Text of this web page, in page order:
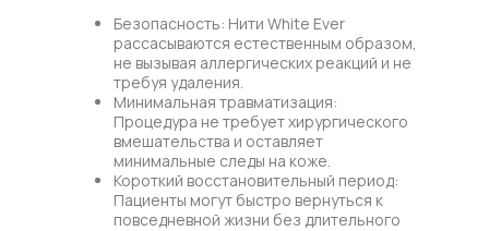
Безопасность: Нити White Ever
рассасываются естественным образом,
не вызывая аллергических реакций и не
требуя удаления.
Минимальная травматизация:
Процедура не требует хирургического
вмешательства и оставляет
минимальные следы на коже.
Короткий восстановительный период:
Пациенты могут быстро вернуться к
повседневной жизни без длительного